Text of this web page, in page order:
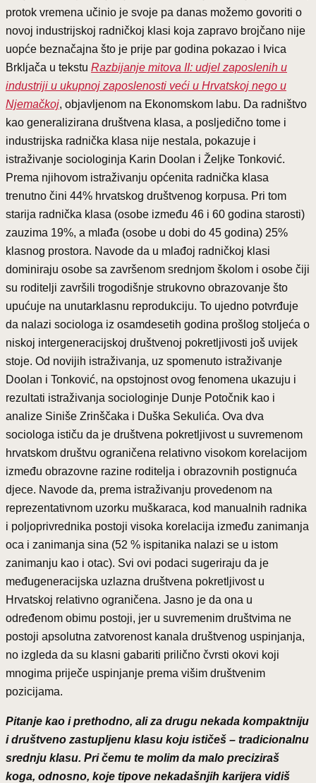
protok vremena učinio je svoje pa danas možemo govoriti o
novoj industrijskoj radničkoj klasi koja zapravo brojčano nije
uopće beznačajna što je prije par godina pokazao i Ivica
Brkljača u tekstu Razbijanje mitova II: udjel zaposlenih u
industriji u ukupnoj zaposlenosti veći u Hrvatskoj nego u
Njemačkoj, objavljenom na Ekonomskom labu. Da radništvo
kao generalizirana društvena klasa, a posljedično tome i
industrijska radnička klasa nije nestala, pokazuje i
istraživanje sociologinja Karin Doolan i Željke Tonković.
Prema njihovom istraživanju općenita radnička klasa
trenutno čini 44% hrvatskog društvenog korpusa. Pri tom
starija radnička klasa (osobe između 46 i 60 godina starosti)
zauzima 19%, a mlađa (osobe u dobi do 45 godina) 25%
klasnog prostora. Navode da u mlađoj radničkoj klasi
dominiraju osobe sa završenom srednjom školom i osobe čiji
su roditelji završili trogodišnje strukovno obrazovanje što
upućuje na unutarklasnu reprodukciju. To ujedno potvrđuje
da nalazi sociologa iz osamdesetih godina prošlog stoljeća o
niskoj intergeneracijskoj društvenoj pokretljivosti još uvijek
stoje. Od novijih istraživanja, uz spomenuto istraživanje
Doolan i Tonković, na opstojnost ovog fenomena ukazuju i
rezultati istraživanja sociologinje Dunje Potočnik kao i
analize Siniše Zrinščaka i Duška Sekulića. Ova dva
sociologa ističu da je društvena pokretljivost u suvremenom
hrvatskom društvu ograničena relativno visokom korelacijom
između obrazovne razine roditelja i obrazovnih postignuća
djece. Navode da, prema istraživanju provedenom na
reprezentativnom uzorku muškaraca, kod manualnih radnika
i poljoprivrednika postoji visoka korelacija između zanimanja
oca i zanimanja sina (52 % ispitanika nalazi se u istom
zanimanju kao i otac). Svi ovi podaci sugeriraju da je
međugeneracijska uzlazna društvena pokretljivost u
Hrvatskoj relativno ograničena. Jasno je da ona u
određenom obimu postoji, jer u suvremenim društvima ne
postoji apsolutna zatvorenost kanala društvenog uspinjanja,
no izgleda da su klasni gabariti prilično čvrsti okovi koji
mnogima priječe uspinjanje prema višim društvenim
pozicijama.
Pitanje kao i prethodno, ali za drugu nekada kompaktniju
i društveno zastupljenu klasu koju ističeš – tradicionalnu
srednju klasu. Pri čemu te molim da malo preciziraš
koga, odnosno, koje tipove nekadašnjih karijera vidiš